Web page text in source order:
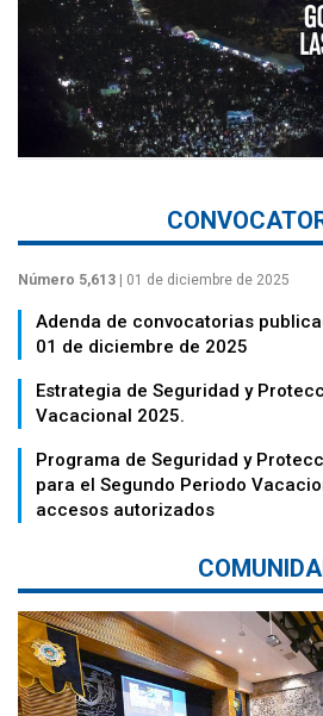
Número 5,613 | 01 de diciembre de 2025
Adenda de convocatorias
01 de diciembre de 2025
Estrategia de Seguridad y
Vacacional 2025.
Programa de Seguridad y
para el Segundo Periodo
accesos autorizados